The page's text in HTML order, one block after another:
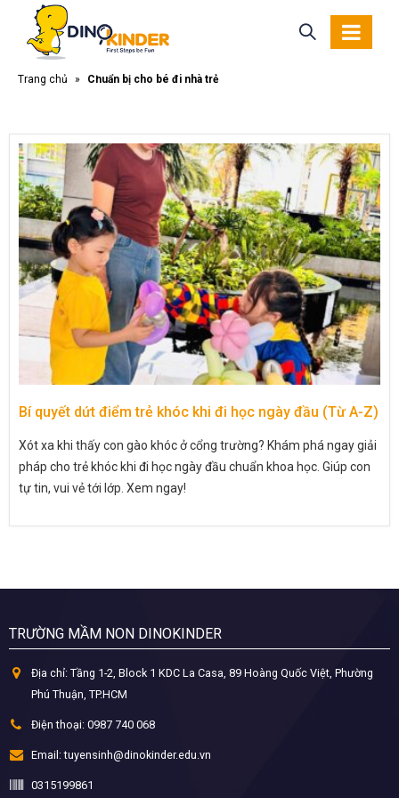
Trang chủ » Chuẩn bị cho bé đi nhà trẻ
Bí quyết dứt điểm trẻ khóc khi đi học ngày đầu (Từ A-Z)
Xót xa khi thấy con gào khóc ở cổng trường? Khám phá ngay giải
pháp cho trẻ khóc khi đi học ngày đầu chuẩn khoa học. Giúp con
tự tin, vui vẻ tới lớp. Xem ngay!
TRƯỜNG MẦM NON DINOKINDER
Địa chỉ: Tầng 1-2, Block 1 KDC La Casa, 89 Hoàng Quốc Việt, Phường
Phú Thuận, TP.HCM
Điện thoại: 0987 740 068
Email: tuyensinh@dinokinder.edu.vn
0315199861